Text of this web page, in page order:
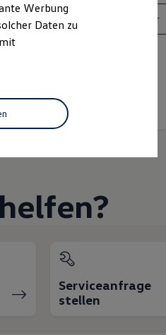
Ansprechpartner
Serviceanfrage
stellen
Werbung
Daten zu